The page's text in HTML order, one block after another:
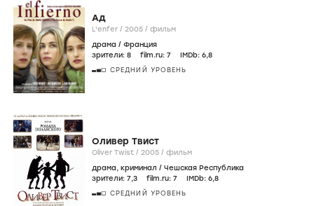
Ад
L'enfer / 2005 / фильм
драма / Франция
зрители: 8 film.ru: 7 IMDb: 6,8
СРЕДНИЙ УРОВЕНЬ
Оливер Твист
Oliver Twist / 2005 / фильм
драма, криминал / Чешская Республика
зрители: 7,3 film.ru: 7 IMDb: 6,8
СРЕДНИЙ УРОВЕНЬ